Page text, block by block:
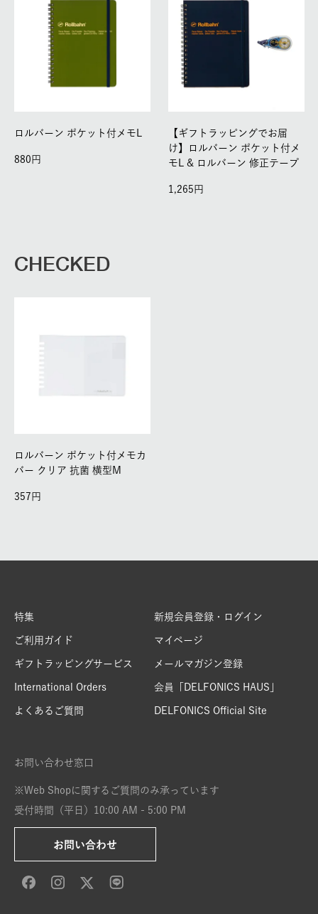
ロルバーン ポケット付メモL
880
【ギフトラッピングでお届
け】ロルバーン ポケット付メ
モL & ロルバーン 修正テープ
1,265
CHECKED
ロルバーン ポケット付メモカ
バー クリア 抗菌 横型M
357
特集
ご利用ガイド
ギフトラッピングサービス
International Orders
よくあるご質問
新規会員登録・ログイン
マイページ
メールマガジン登録
会員「DELFONICS HAUS」
DELFONICS Official Site
お問い合わせ窓口
※Web Shopに関するご質問のみ承っています
受付時間（平日）10:00 AM - 5:00 PM
お問い合わせ